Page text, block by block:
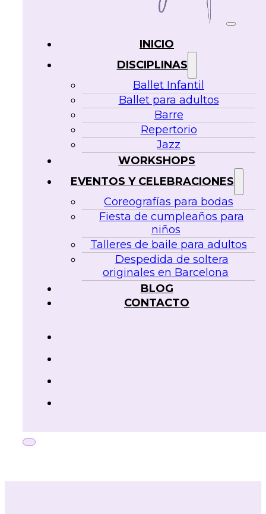
INICIO
DISCIPLINAS
Ballet Infantil
Ballet para adultos
Barre
Repertorio
Jazz
WORKSHOPS
EVENTOS Y CELEBRACIONES
Coreografías para bodas
Fiesta de cumpleaños para
niños
Talleres de baile para adultos
Despedida de soltera
originales en Barcelona
BLOG
CONTACTO